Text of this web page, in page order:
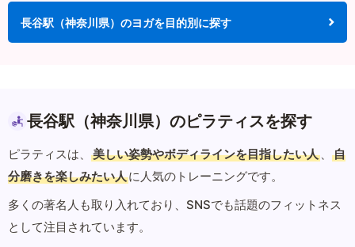
長谷駅（神奈川県）のヨガを目的別に探す
長谷駅（神奈川県）のピラティスを探す
ピラティスは、 美しい姿勢やボディラインを目指したい人 、
自
分磨きを楽しみたい人に人気のトレーニングです。
多くの著名人も取り入れており、SNSでも話題のフィットネス
として注目されています。